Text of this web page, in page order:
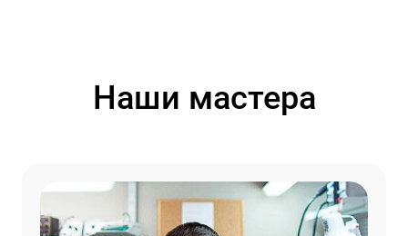
Наши мастера